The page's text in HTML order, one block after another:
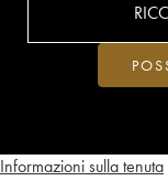
Informazioni sulla tenuta